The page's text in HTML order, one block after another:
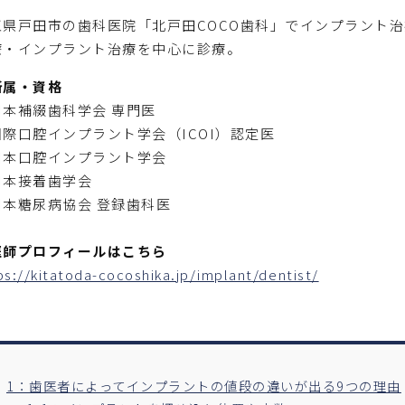
戸田市の歯科医院「北戸田COCO歯科」でインプラント
インプラント治療を中心に診療。
・資格
本補綴歯科学会 専門医
際口腔インプラント学会（ICOI）認定医
本口腔インプラント学会
本接着歯学会
本糖尿病協会 登録歯科医
プロフィールはこちら
kitatoda-cocoshika.jp/implant/dentist/
1：歯医者によってインプラントの値段の違いが出る9つの理由